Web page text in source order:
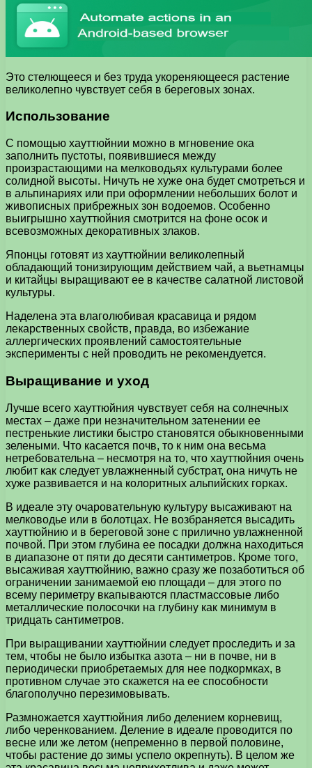
Это стелющееся и без труда укореняющееся растение
великолепно чувствует себя в береговых зонах.
Использование
С помощью хауттюйнии можно в мгновение ока
заполнить пустоты, появившиеся между
произрастающими на мелководьях культурами более
солидной высоты. Ничуть не хуже она будет смотреться и
в альпинариях или при оформлении небольших болот и
живописных прибрежных зон водоемов. Особенно
выигрышно хауттюйния смотрится на фоне осок и
всевозможных декоративных злаков.
Японцы готовят из хауттюйнии великолепный
обладающий тонизирующим действием чай, а вьетнамцы
и китайцы выращивают ее в качестве салатной листовой
культуры.
Наделена эта влаголюбивая красавица и рядом
лекарственных свойств, правда, во избежание
аллергических проявлений самостоятельные
эксперименты с ней проводить не рекомендуется.
Выращивание и уход
Лучше всего хауттюйния чувствует себя на солнечных
местах – даже при незначительном затенении ее
пестренькие листики быстро становятся обыкновенными
зелеными. Что касается почв, то к ним она весьма
нетребовательна – несмотря на то, что хауттюйния очень
любит как следует увлажненный субстрат, она ничуть не
хуже развивается и на колоритных альпийских горках.
В идеале эту очаровательную культуру высаживают на
мелководье или в болотцах. Не возбраняется высадить
хауттюйнию и в береговой зоне с прилично увлажненной
почвой. При этом глубина ее посадки должна находиться
в диапазоне от пяти до десяти сантиметров. Кроме того,
высаживая хауттюйнию, важно сразу же позаботиться об
ограничении занимаемой ею площади – для этого по
всему периметру вкапываются пластмассовые либо
металлические полосочки на глубину как минимум в
тридцать сантиметров.
При выращивании хауттюйнии следует проследить и за
тем, чтобы не было избытка азота – ни в почве, ни в
периодически приобретаемых для нее подкормках, в
противном случае это скажется на ее способности
благополучно перезимовывать.
Размножается хауттюйния либо делением корневищ,
либо черенкованием. Деление в идеале проводится по
весне или же летом (непременно в первой половине,
чтобы растение до зимы успело окрепнуть). В целом же